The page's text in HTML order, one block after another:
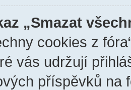
„Smazat
cookies z
vás udržují
příspěvků na